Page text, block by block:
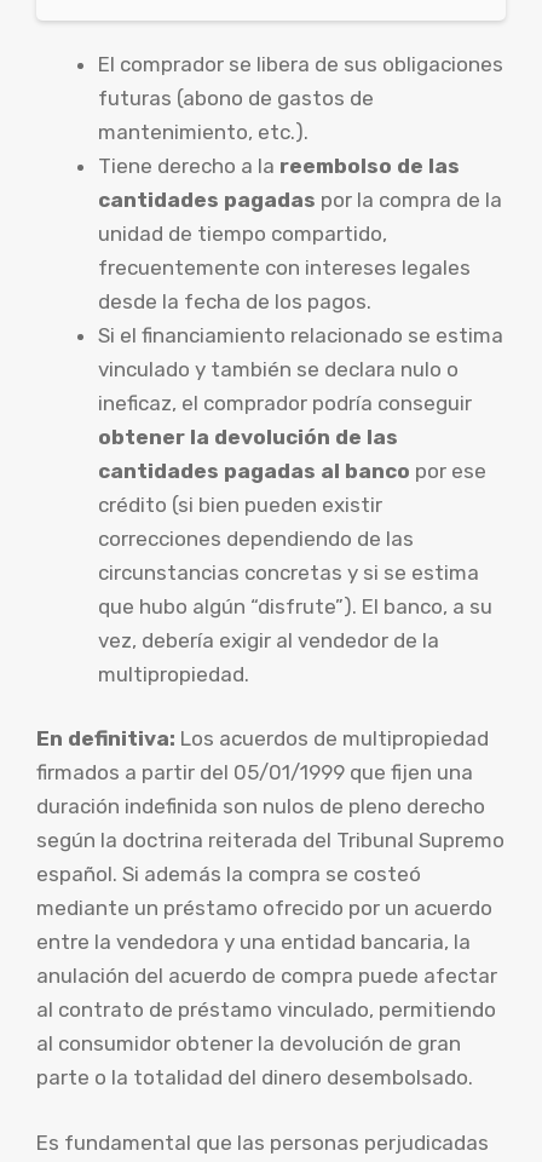
El comprador se libera de sus obligaciones
futuras (abono de gastos de
mantenimiento, etc.).
Tiene derecho a la reembolso de las
cantidades pagadas por la compra de la
unidad de tiempo compartido,
frecuentemente con intereses legales
desde la fecha de los pagos.
Si el financiamiento relacionado se estima
vinculado y también se declara nulo o
ineficaz, el comprador podría conseguir
obtener la devolución de las
cantidades pagadas al banco por ese
crédito (si bien pueden existir
correcciones dependiendo de las
circunstancias concretas y si se estima
que hubo algún “disfrute”). El banco, a su
vez, debería exigir al vendedor de la
multipropiedad.
En definitiva: Los acuerdos de multipropiedad
firmados a partir del 05/01/1999 que fijen una
duración indefinida son nulos de pleno derecho
según la doctrina reiterada del Tribunal Supremo
español. Si además la compra se costeó
mediante un préstamo ofrecido por un acuerdo
entre la vendedora y una entidad bancaria, la
anulación del acuerdo de compra puede afectar
al contrato de préstamo vinculado, permitiendo
al consumidor obtener la devolución de gran
parte o la totalidad del dinero desembolsado.
Es fundamental que las personas perjudicadas